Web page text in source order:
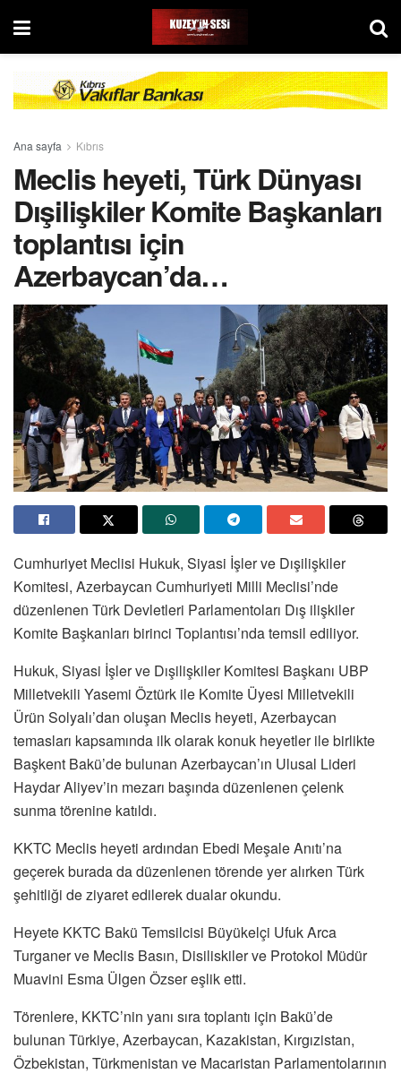
Ana sayfa Kıbrıs
Meclis heyeti, Türk Dünyası
Dışilişkiler Komite Başkanları
toplantısı için
Azerbaycan’da…
Cumhuriyet Meclisi Hukuk, Siyasi İşler ve Dışilişkiler
Komitesi, Azerbaycan Cumhuriyeti Milli Meclisi’nde
düzenlenen Türk Devletleri Parlamentoları Dış ilişkiler
Komite Başkanları birinci Toplantısı’nda temsil ediliyor.
Hukuk, Siyasi İşler ve Dışilişkiler Komitesi Başkanı UBP
Milletvekili Yasemi Öztürk ile Komite Üyesi Milletvekili
Ürün Solyalı’dan oluşan Meclis heyeti, Azerbaycan
temasları kapsamında ilk olarak konuk heyetler ile birlikte
Başkent Bakü’de bulunan Azerbaycan’ın Ulusal Lideri
Haydar Aliyev’in mezarı başında düzenlenen çelenk
sunma törenine katıldı.
KKTC Meclis heyeti ardından Ebedi Meşale Anıtı’na
geçerek burada da düzenlenen törende yer alırken Türk
şehitliği de ziyaret edilerek dualar okundu.
Heyete KKTC Bakü Temsilcisi Büyükelçi Ufuk Arca
Turganer ve Meclis Basın, Disiliskiler ve Protokol Müdür
Muavini Esma Ülgen Özser eşlik etti.
Törenlere, KKTC’nin yanı sıra toplantı için Bakü’de
bulunan Türkiye, Azerbaycan, Kazakistan, Kırgızistan,
Özbekistan, Türkmenistan ve Macaristan Parlamentolarının